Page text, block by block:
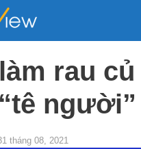
rau
người”
tháng 08, 2021